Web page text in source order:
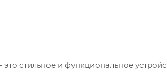
стильное и функциональное